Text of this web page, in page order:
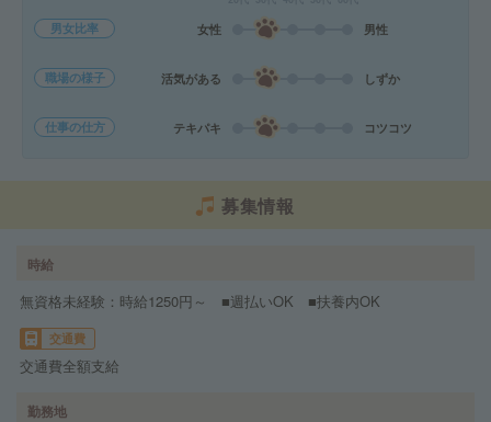
男女比率 女性 男性
職場の様子 活気がある しずか
仕事の仕方 テキパキ コツコツ
募集情報
時給
無資格未経験：時給1250円～ ■週払いOK ■扶養内OK
交通費
交通費全額支給
勤務地